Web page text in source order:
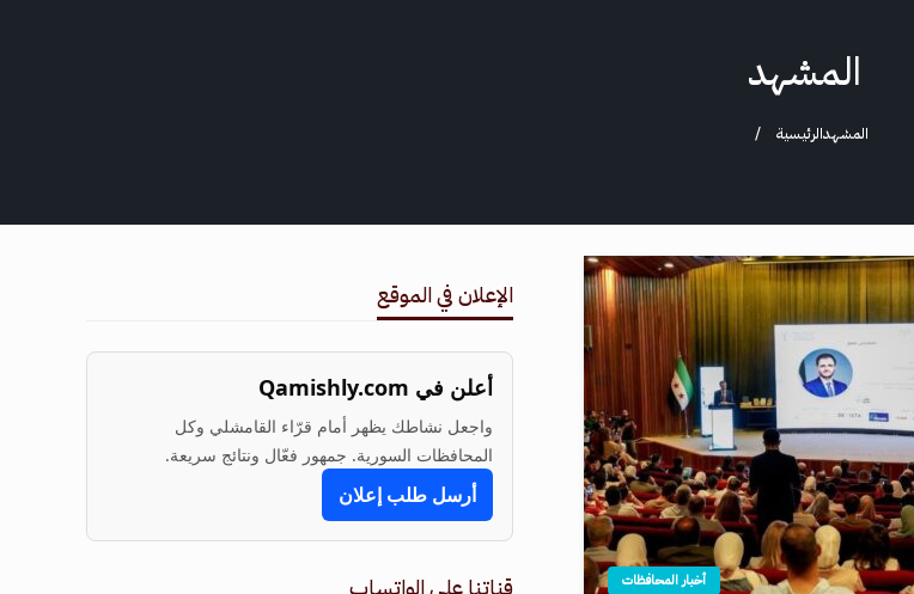
المشهد
الرئيسيةالمشهد
أخبار المحافظات
الإعلان في الموقع
أعلن في Qamishly.com
واجعل نشاطك يظهر أمام قرّاء القامشلي وكل
المحافظات السورية. جمهور فعّال ونتائج سريعة.
أرسل طلب إعلان
قناتنا على الواتساب